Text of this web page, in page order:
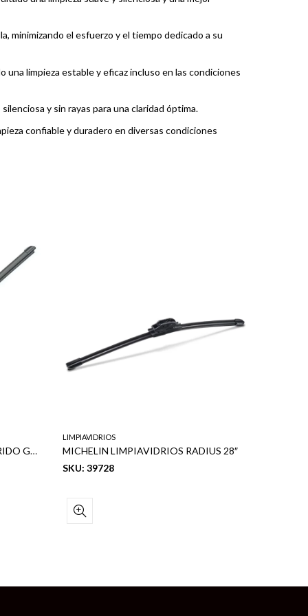
minimizando el esfuerzo y el tiempo dedicado a su
limpieza estable y eficaz incluso en las condiciones
y sin rayas para una claridad óptima.
confiable y duradero en diversas condiciones
MICHELIN LIMPIAVIDRIOS HIBRIDO GUARDIAN 24″
LIMPIAVIDRIOS
MICHELIN LIMPIAVIDRIOS RADIUS 28″
SKU: 39728